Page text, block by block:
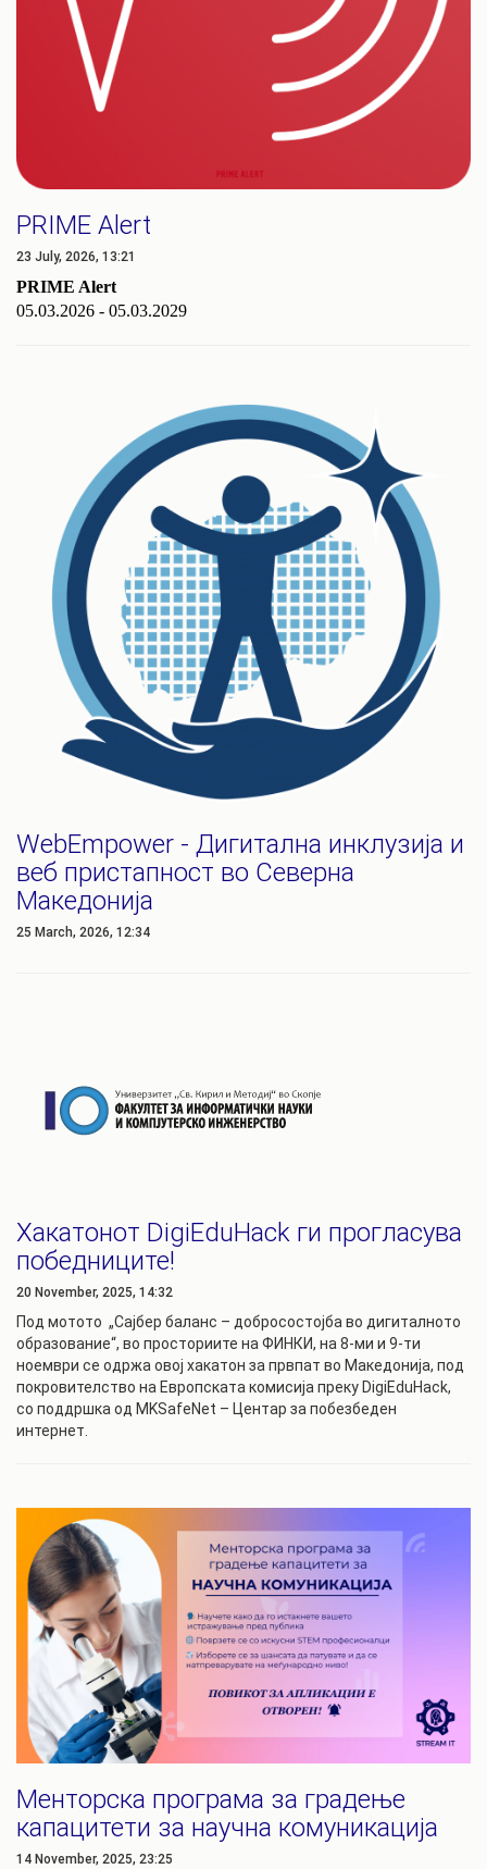
PRIME Alert
23 July, 2026, 13:21
PRIME Alert
05.03.2026 - 05.03.2029
WebEmpower - Дигитална инклузија и
веб пристапност во Северна
Македонија
25 March, 2026, 12:34
Хакатонот DigiEduHack ги прогласува
победниците!
20 November, 2025, 14:32
Под мотото „Сајбер баланс – добросостојба во дигиталното
образование“, во просториите на ФИНКИ, на 8-ми и 9-ти
ноември се одржа овој хакатон за првпат во Македонија, под
покровителство на Европската комисија преку DigiEduHack,
со поддршка од MKSafeNet – Центар за побезбеден
интернет.
Менторска програма за градење
капацитети за научна комуникација
14 November, 2025, 23:25